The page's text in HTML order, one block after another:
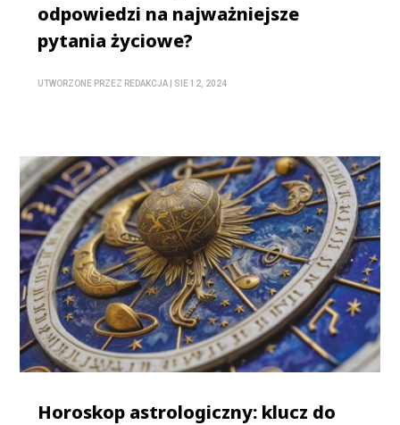
odpowiedzi na najważniejsze
pytania życiowe?
UTWORZONE PRZEZ REDAKCJA SIE 12, 2024
Horoskop astrologiczny: klucz do